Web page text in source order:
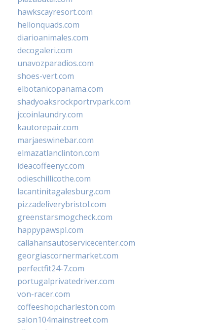
hawkscayresort.com
hellonquads.com
diarioanimales.com
decogaleri.com
unavozparadios.com
shoes-vert.com
elbotanicopanama.com
shadyoaksrockportrvpark.com
jccoinlaundry.com
kautorepair.com
marjaeswinebar.com
elmazatlanclinton.com
ideacoffeenyc.com
odieschillicothe.com
lacantinitagalesburg.com
pizzadeliverybristol.com
greenstarsmogcheck.com
happypawspl.com
callahansautoservicecenter.com
georgiascornermarket.com
perfectfit24-7.com
portugalprivatedriver.com
von-racer.com
coffeeshopcharleston.com
salon104mainstreet.com